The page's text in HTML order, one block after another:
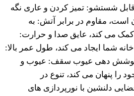
قابل شستشو: تمیز کردن و عاری نگه
است، مقاوم در برابر آتش: به
کمک می کند، عایق صدا و حرارت:
شما ایجاد می کند، طول عمر بالا:
پوشش دهی عیوب سقف: عیوب و
پنهان می کند، تنوع در
دلنشین با نورپردازی های